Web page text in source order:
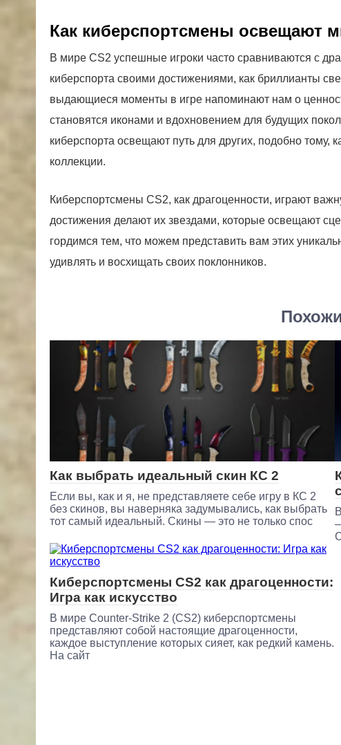
Как киберспортсмены освещают
В мире CS2 успешные игроки часто сравниваются с
киберспорта своими достижениями, как бриллианты
выдающиеся моменты в игре напоминают нам о
становятся иконами и вдохновением для будущих
киберспорта освещают путь для других, подобно тому,
коллекции.
Киберспортсмены CS2, как драгоценности, играют
достижения делают их звездами, которые освещают
гордимся тем, что можем представить вам этих
удивлять и восхищать своих поклонников.
Как выбрать идеальный скин КС 2
Если вы, как и я, не представляете себе игру в КС 2
без скинов, вы наверняка задумывались, как выбрать
тот самый идеальный. Скины — это не только спос
Киберспортсмены CS2 как драгоценности:
Игра как искусство
В мире Counter-Strike 2 (CS2) киберспортсмены
представляют собой настоящие драгоценности,
каждое выступление которых сияет, как редкий камень.
На сайт